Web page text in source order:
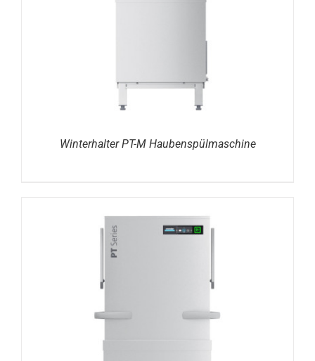
Winterhalter PT-M Haubenspülmaschine